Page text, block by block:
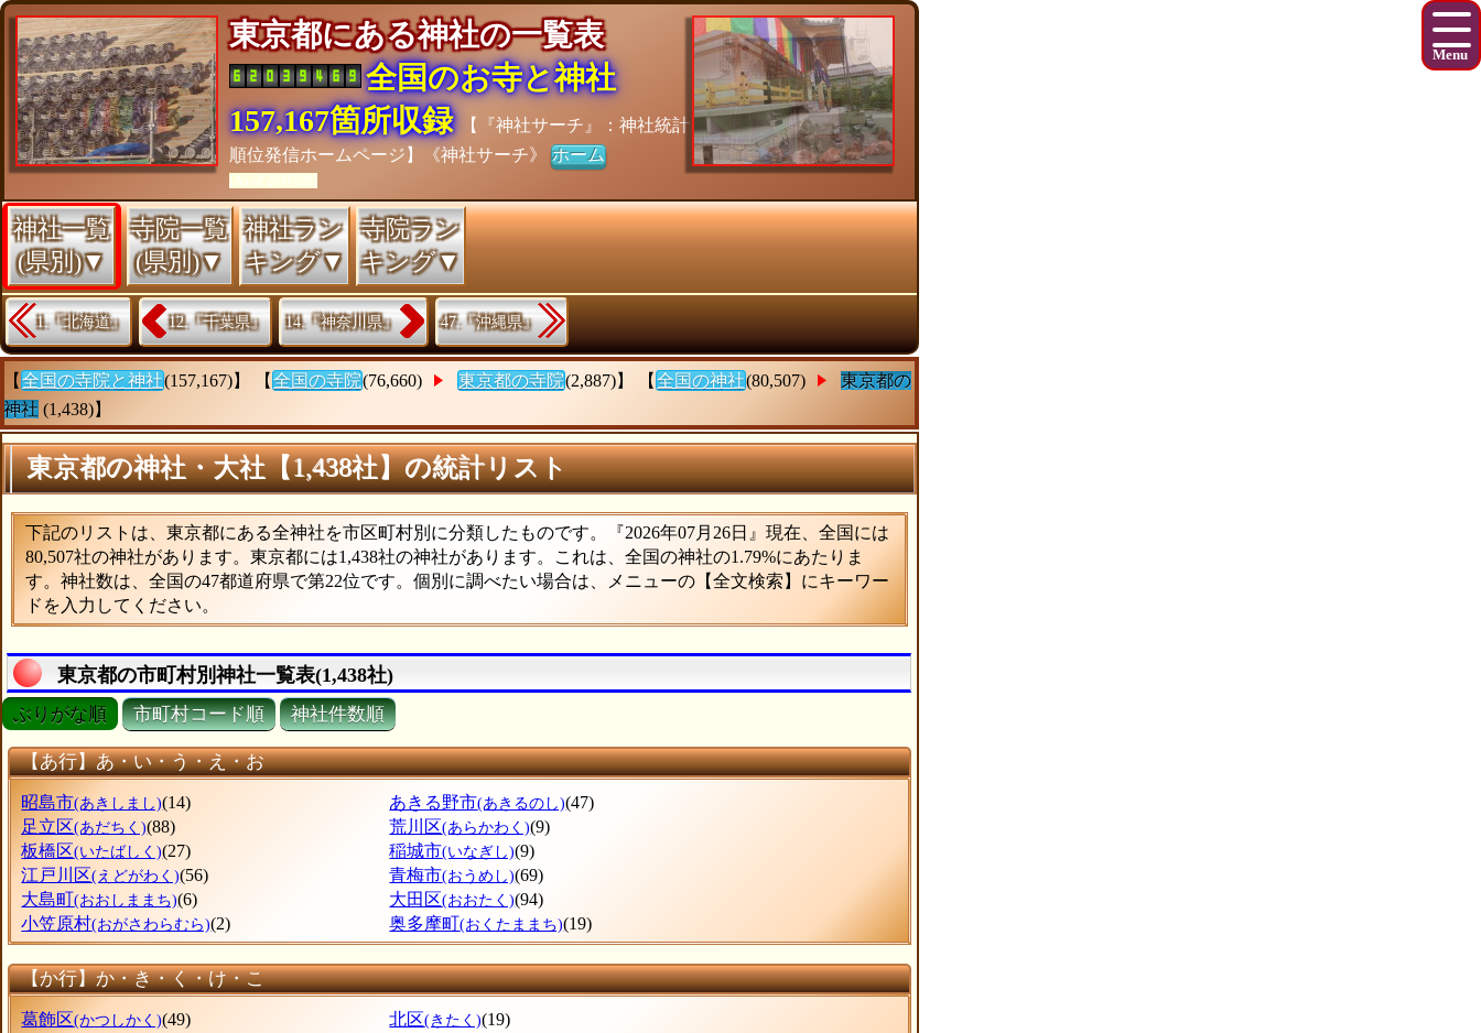
東京都にある神社の一覧表
全国のお寺と神社
157,167箇所収録
【『神社サーチ』：神社統計
順位発信ホームページ】《神社サーチ》ホーム
[As of 26/07/28]
神社一覧
(県別)▼
寺院一覧
(県別)▼
神社ラン
キング▼
寺院ラン
キング▼
1.『北海道』 12.『千葉県』 14.『神奈川県』 47.『沖縄県』
【 全国の寺院と神社(157,167)】 【 全国の寺院(76,660) 東京都の寺院(2,887)】 【 全国の神社(80,507)
東京都の
神社 (1,438)】
東京都の神社・大社【1,438社】の統計リスト
下記のリストは、東京都にある全神社を市区町村別に分類したものです。『2026年07月26日』現在、全国には
80,507社の神社があります。東京都には1,438社の神社があります。これは、全国の神社の1.79%にあたりま
す。神社数は、全国の47都道府県で第22位です。個別に調べたい場合は、メニューの【全文検索】にキーワー
ドを入力してください。
東京都の市町村別神社一覧表(1,438社)
ぶりがな順 市町村コード順 神社件数順
【あ行】あ・い・う・え・お
昭島市(あきしまし)(14) あきる野市(あきるのし)(47)
足立区(あだちく)(88) 荒川区(あらかわく)(9)
板橋区(いたばしく)(27) 稲城市(いなぎし)(9)
江戸川区(えどがわく)(56) 青梅市(おうめし)(69)
大島町(おおしままち)(6) 大田区(おおたく)(94)
小笠原村(おがさわらむら)(2) 奥多摩町(おくたままち)(19)
【か行】か・き・く・け・こ
葛飾区(かつしかく)(49) 北区(きたく)(19)